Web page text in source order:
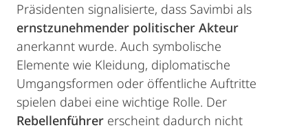
Präsidenten signalisierte, dass Savimbi als
ernstzunehmender politischer Akteur
anerkannt wurde. Auch symbolische
Elemente wie Kleidung, diplomatische
Umgangsformen oder öffentliche Auftritte
spielen dabei eine wichtige Rolle. Der
Rebellenführer erscheint dadurch nicht